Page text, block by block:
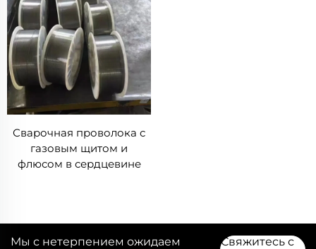
Сварочная проволока с
газовым щитом и
флюсом в сердцевине
Мы с нетерпением ожидаем
Свяжитесь с